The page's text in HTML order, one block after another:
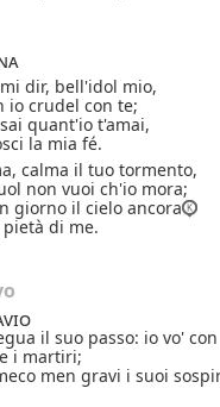
dir, bell'idol mio,
io crudel con te;
quant'io t'amai,
la mia fé.
calma il tuo tormento,
non vuoi ch'io mora;
giorno il cielo ancora
di me.
il suo passo: io vo'
i martiri;
men gravi i suoi